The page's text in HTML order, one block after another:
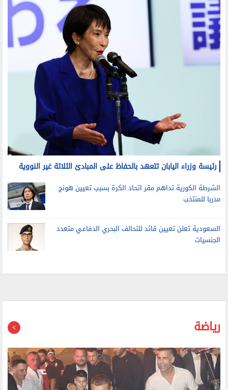
رئيسة وزراء اليابان تتعهد بالحفاظ على المبادئ الثلاثة غير النووية
الشرطة الكورية تداهم مقر اتحاد الكرة بسبب تعيين هونج
مدربا للمنتخب
السعودية تعلن تعيين قائد للتحالف البحري الدفاعي متعدد
الجنسيات
رياضة